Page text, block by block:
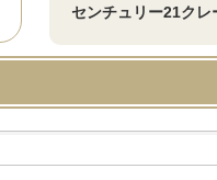
センチュリー21ク